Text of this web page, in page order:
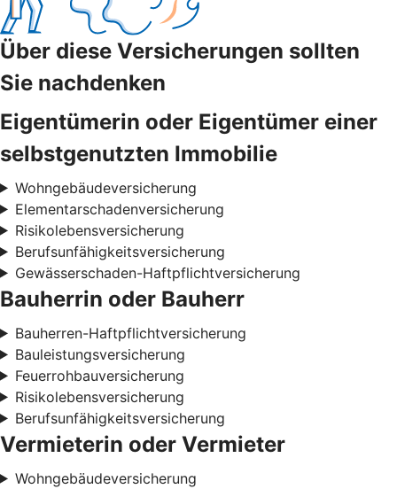
Über diese Versicherungen sollten
Sie nachdenken
Eigentümerin oder Eigentümer einer
selbstgenutzten Immobilie
Wohngebäudeversicherung
Elementarschadenversicherung
Risikolebensversicherung
Berufsunfähigkeitsversicherung
Gewässerschaden-Haftpflichtversicherung
Bauherrin oder Bauherr
Bauherren-Haftpflichtversicherung
Bauleistungsversicherung
Feuerrohbauversicherung
Risikolebensversicherung
Berufsunfähigkeitsversicherung
Vermieterin oder Vermieter
Wohngebäudeversicherung